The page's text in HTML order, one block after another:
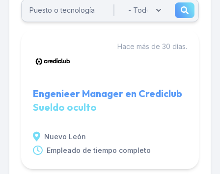
Hace más de 30 días.
Engenieer Manager en Crediclub
Sueldo oculto
Nuevo León
Empleado de tiempo completo